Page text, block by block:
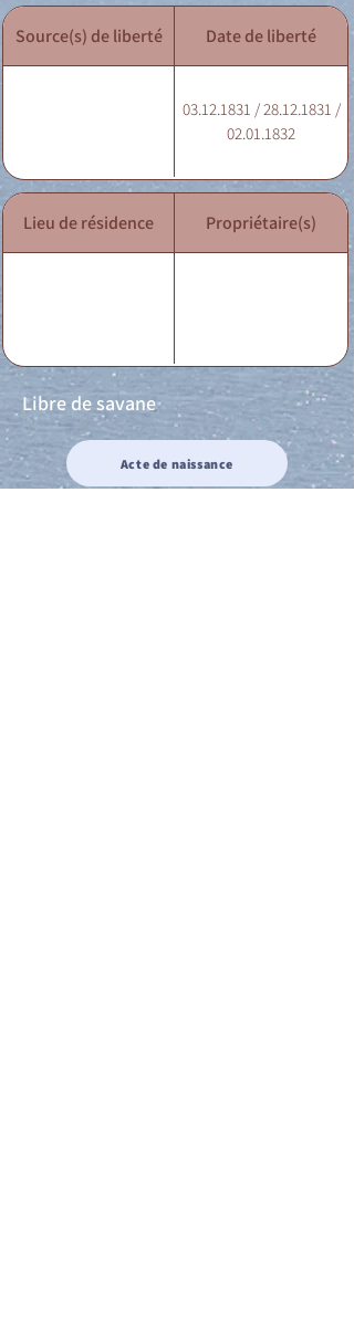
Source(s) de liberté Date de liberté
03.12.1831 / 28.12.1831 /
02.01.1832
Lieu de résidence Propriétaire(s)
Libre de savane
Acte de naissance